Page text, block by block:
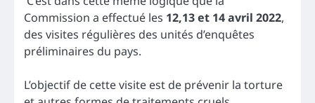
Commission a effectué les 12,13 et 14 avril 2022,
des visites régulières des unités d’enquêtes
préliminaires du pays.
L’objectif de cette visite est de prévenir la torture